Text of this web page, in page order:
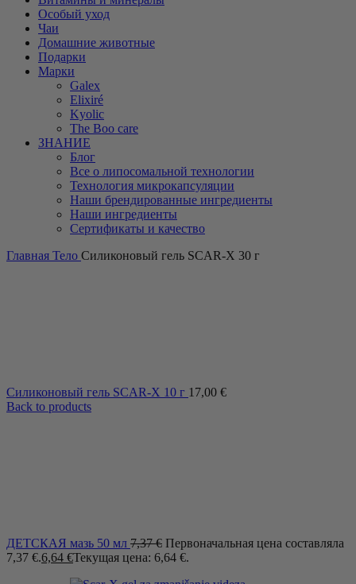
Особый уход
Чаи
Домашние животные
Подарки
Марки
Galex
Elixiré
Kyolic
The Boo care
ЗНАНИЕ
Блог
Все о липосомальной технологии
Технология микрокапсуляции
Наши брендированные ингредиенты
Наши ингредиенты
Сертификаты и качество
Главная Тело Силиконовый гель SCAR-X 30 г
Силиконовый гель SCAR-X 10 г 17,00 €
Back to products
ДЕТСКАЯ мазь 50 мл 7,37€ Первоначальная цена составляла
7,37 €.6,64 €Текущая цена: 6,64 €.